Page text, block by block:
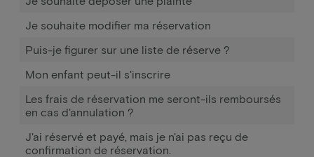
Je souhaite modifier ma réservation
Puis-je figurer sur une liste de réserve ?
Mon enfant peut-il s'inscrire
Les frais de réservation me seront-ils remboursés
en cas d'annulation ?
J'ai réservé et payé, mais je n'ai pas reçu de
confirmation de réservation.